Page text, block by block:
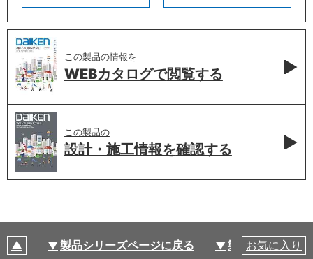
この製品の情報を
WEBカタログで閲覧する
この製品の
設計・施工情報を確認する
製品シリーズページに戻る 製品仕様
お気に入り